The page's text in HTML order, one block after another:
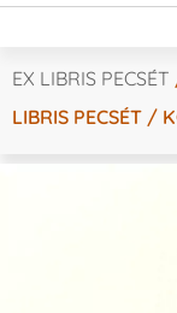
EX LIBRIS PECSÉT
LIBRIS PECSÉT /